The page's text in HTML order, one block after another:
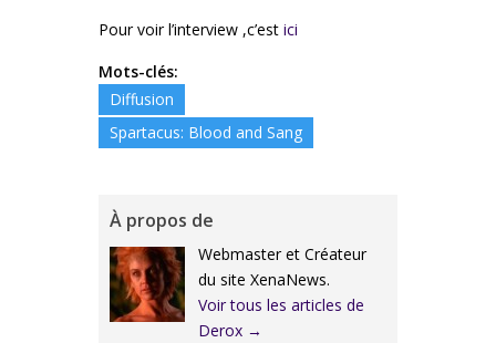
Pour voir l’interview ,c’est ici
Mots-clés:
Diffusion
Spartacus: Blood and Sang
À propos de
Webmaster et Créateur
du site XenaNews.
Voir tous les articles de
Derox →